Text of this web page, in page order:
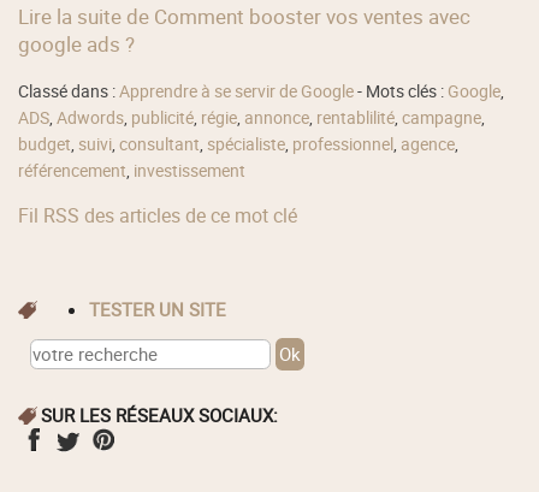
Lire la suite de Comment booster vos ventes avec
google ads ?
Classé dans :Apprendre à se servir de Google- Mots clés : Google,
ADS,Adwords, publicité, régie, annonce, rentablilité,campagne,
budget, suivi,consultant, spécialiste, professionnel , agence,
référencement, investissement
Fil RSS des articles de ce mot clé
TESTER UN SITE
SUR LES RÉSEAUX SOCIAUX: